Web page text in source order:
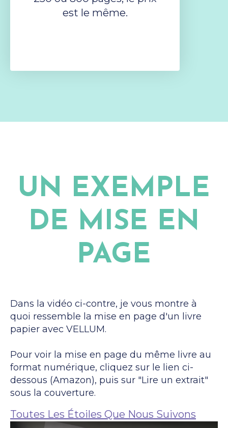
est le même.
UN EXEMPLE
DE MISE EN
PAGE
Dans la vidéo ci-contre, je vous montre à
quoi ressemble la mise en page d'un livre
papier avec VELLUM.
Pour voir la mise en page du même livre au
format numérique, cliquez sur le lien ci-
dessous (Amazon), puis sur "Lire un extrait"
sous la couverture.
Toutes Les Étoiles Que Nous Suivons